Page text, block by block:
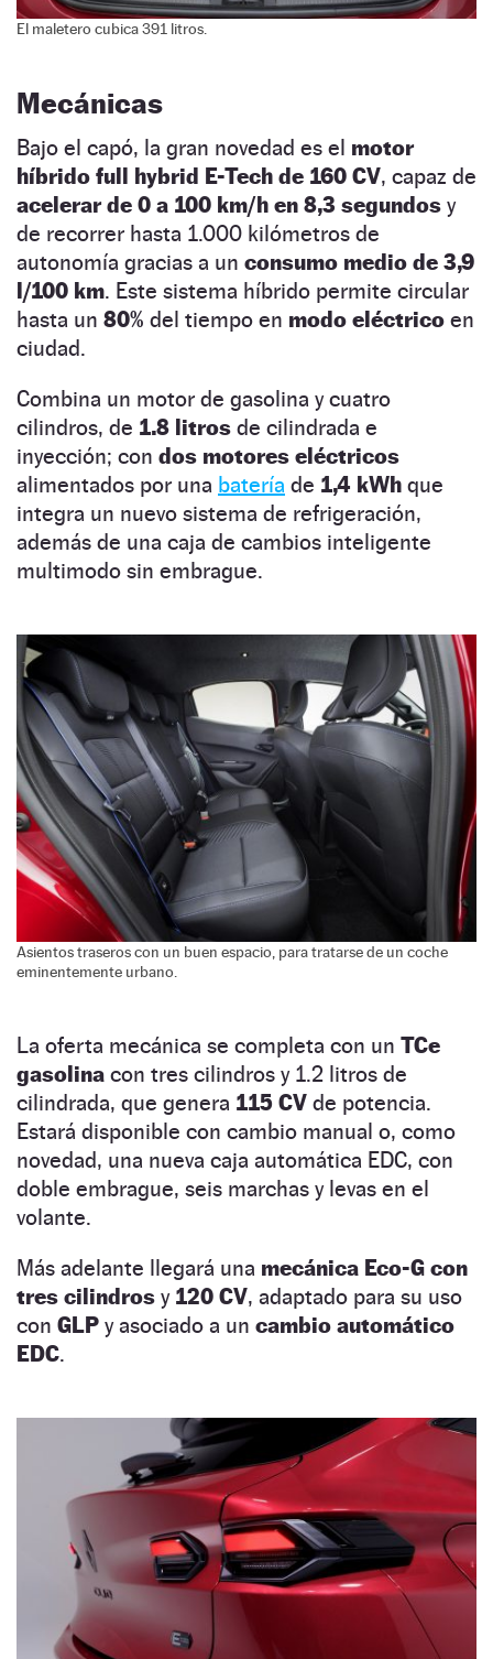
El maletero cubica 391 litros.
Mecánicas
Bajo el capó, la gran novedad es el motor
híbrido full hybrid E-Tech de 160 CV, capaz de
acelerar de 0 a 100 km/h en 8,3 segundos y
de recorrer hasta 1.000 kilómetros de
autonomía gracias a un consumo medio de 3,9
l/100 km. Este sistema híbrido permite circular
hasta un 80% del tiempo en modo eléctrico en
ciudad.
Combina un motor de gasolina y cuatro
cilindros, de 1.8 litros de cilindrada e
inyección; con dos motores eléctricos
alimentados por una batería de 1,4 kWh que
integra un nuevo sistema de refrigeración,
además de una caja de cambios inteligente
multimodo sin embrague.
Asientos traseros con un buen espacio, para tratarse de un coche
eminentemente urbano.
La oferta mecánica se completa con un TCe
gasolina con tres cilindros y 1.2 litros de
cilindrada, que genera 115 CV de potencia.
Estará disponible con cambio manual o, como
novedad, una nueva caja automática EDC, con
doble embrague, seis marchas y levas en el
volante.
Más adelante llegará una mecánica Eco-G con
tres cilindros y 120 CV, adaptado para su uso
con GLP y asociado a un cambio automático
EDC.